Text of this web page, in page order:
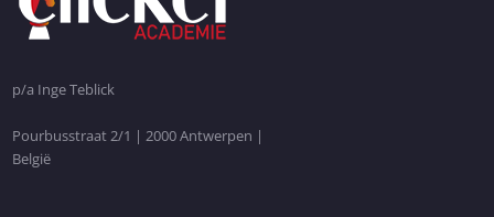
p/a Inge Teblick
Pourbusstraat 2/1 | 2000 Antwerpen |
België